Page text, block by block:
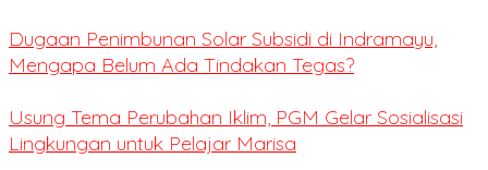
Dugaan Penimbunan Solar Subsidi di Indramayu,
Mengapa Belum Ada Tindakan Tegas?
Usung Tema Perubahan Iklim, PGM Gelar Sosialisasi
Lingkungan untuk Pelajar Marisa